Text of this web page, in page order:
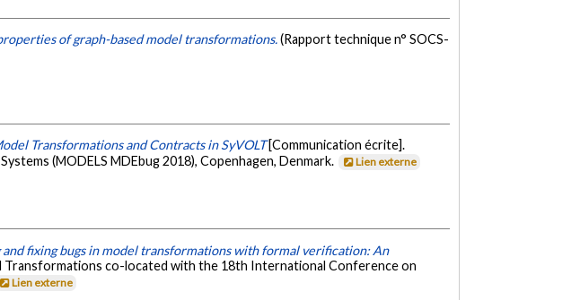
of graph-based model transformations.(Rapport technique n° SOCS-
Transformations and Contracts in SyVOLT [Communication écrite].
(MODELS MDEbug 2018), Copenhagen, Denmark.
Lien externe
and fixing bugs in model transformations with formal verification: An
co-located with the 18th International Conference on
Lien externe